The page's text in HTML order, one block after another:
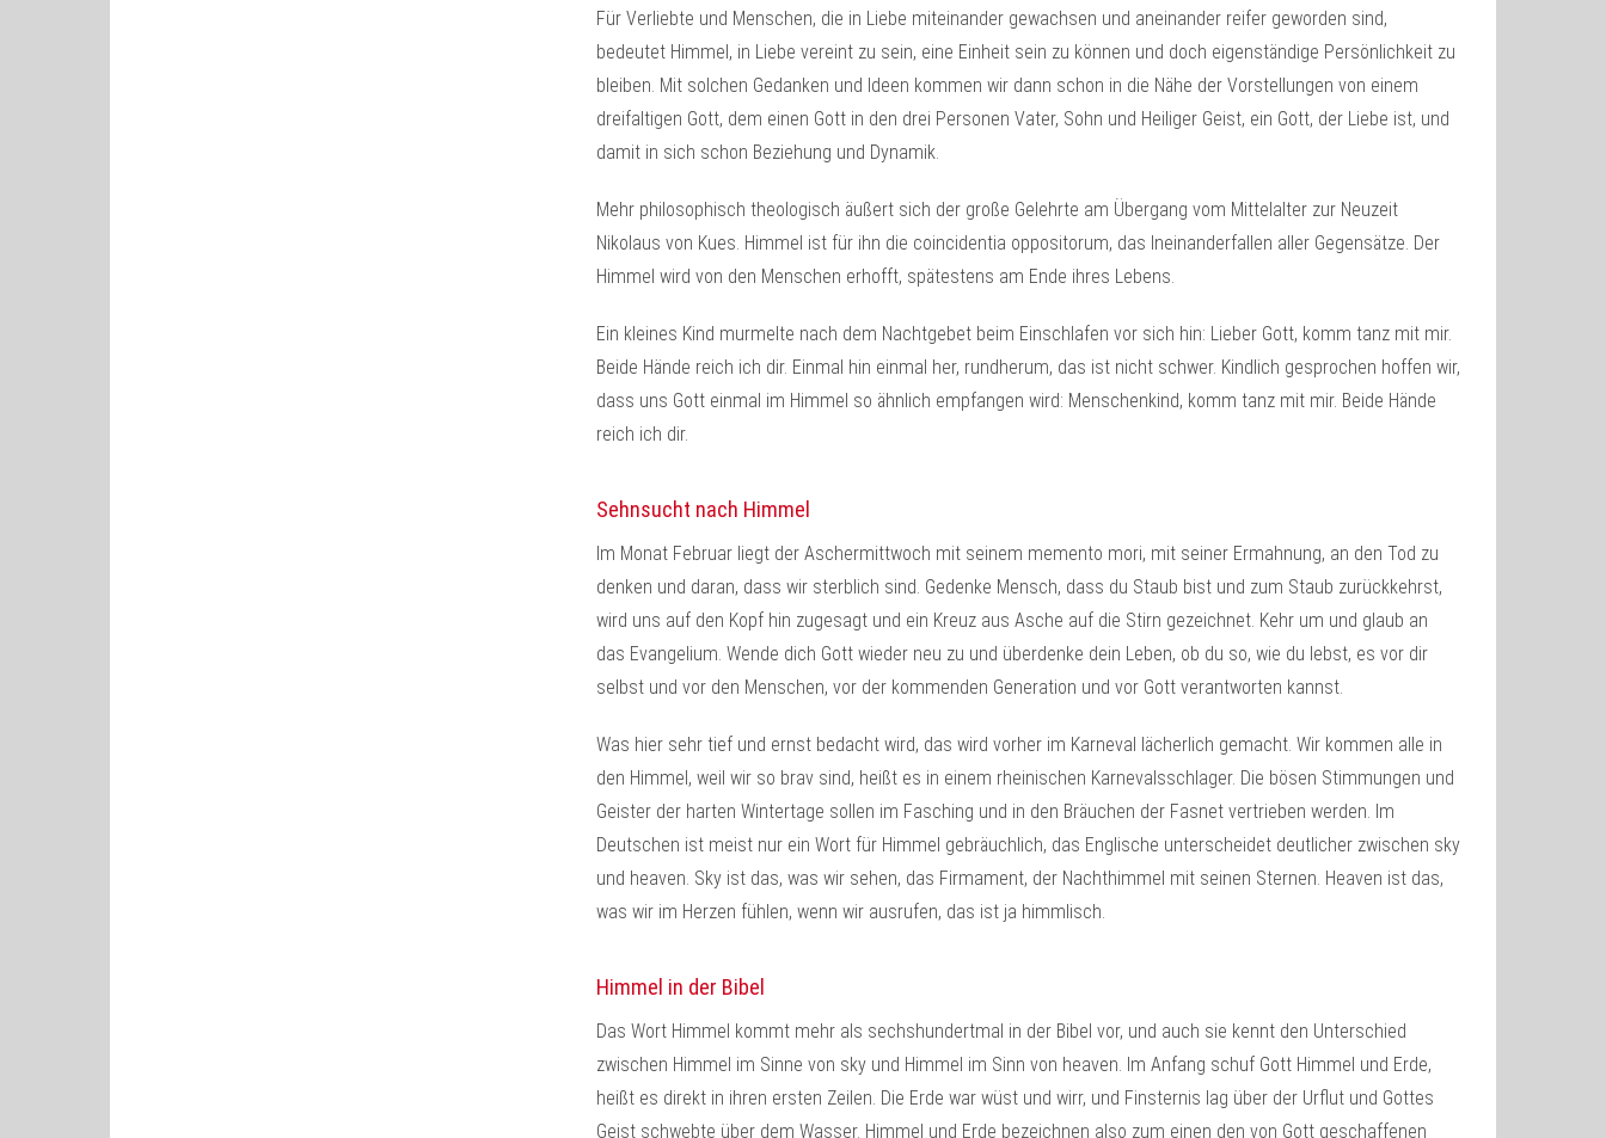
Für Verliebte und Menschen, die in Liebe miteinander gewachsen und aneinander reifer geworden sind,
bedeutet Himmel, in Liebe vereint zu sein, eine Einheit sein zu können und doch eigenständige Persönlichkeit zu
bleiben. Mit solchen Gedanken und Ideen kommen wir dann schon in die Nähe der Vorstellungen von einem
dreifaltigen Gott, dem einen Gott in den drei Personen Vater, Sohn und Heiliger Geist, ein Gott, der Liebe ist, und
damit in sich schon Beziehung und Dynamik.
Mehr philosophisch theologisch äußert sich der große Gelehrte am Übergang vom Mittelalter zur Neuzeit
Nikolaus von Kues. Himmel ist für ihn die coincidentia oppositorum, das Ineinanderfallen aller Gegensätze. Der
Himmel wird von den Menschen erhofft, spätestens am Ende ihres Lebens.
Ein kleines Kind murmelte nach dem Nachtgebet beim Einschlafen vor sich hin: Lieber Gott, komm tanz mit mir.
Beide Hände reich ich dir. Einmal hin einmal her, rundherum, das ist nicht schwer. Kindlich gesprochen hoffen wir,
dass uns Gott einmal im Himmel so ähnlich empfangen wird: Menschenkind, komm tanz mit mir. Beide Hände
reich ich dir.
Sehnsucht nach Himmel
Im Monat Februar liegt der Aschermittwoch mit seinem memento mori, mit seiner Ermahnung, an den Tod zu
denken und daran, dass wir sterblich sind. Gedenke Mensch, dass du Staub bist und zum Staub zurückkehrst,
wird uns auf den Kopf hin zugesagt und ein Kreuz aus Asche auf die Stirn gezeichnet. Kehr um und glaub an
das Evangelium. Wende dich Gott wieder neu zu und überdenke dein Leben, ob du so, wie du lebst, es vor dir
selbst und vor den Menschen, vor der kommenden Generation und vor Gott verantworten kannst.
Was hier sehr tief und ernst bedacht wird, das wird vorher im Karneval lächerlich gemacht. Wir kommen alle in
den Himmel, weil wir so brav sind, heißt es in einem rheinischen Karnevalsschlager. Die bösen Stimmungen und
Geister der harten Wintertage sollen im Fasching und in den Bräuchen der Fasnet vertrieben werden. Im
Deutschen ist meist nur ein Wort für Himmel gebräuchlich, das Englische unterscheidet deutlicher zwischen sky
und heaven. Sky ist das, was wir sehen, das Firmament, der Nachthimmel mit seinen Sternen. Heaven ist das,
was wir im Herzen fühlen, wenn wir ausrufen, das ist ja himmlisch.
Himmel in der Bibel
Das Wort Himmel kommt mehr als sechshundertmal in der Bibel vor, und auch sie kennt den Unterschied
zwischen Himmel im Sinne von sky und Himmel im Sinn von heaven. Im Anfang schuf Gott Himmel und Erde,
heißt es direkt in ihren ersten Zeilen. Die Erde war wüst und wirr, und Finsternis lag über der Urflut und Gottes
Geist schwebte über dem Wasser. Himmel und Erde bezeichnen also zum einen den von Gott geschaffenen